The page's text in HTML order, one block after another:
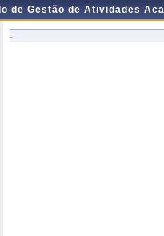
de Gestão de Atividades
-